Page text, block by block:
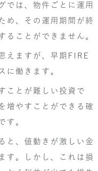
では、物件ごとに運用
め、その運用期間が終
ることができません。
えますが、早期FIRE
に働きます。
ことが難しい投資で
増やすことができる確
す。
と、値動きが激しい金
す。しかし、これは損